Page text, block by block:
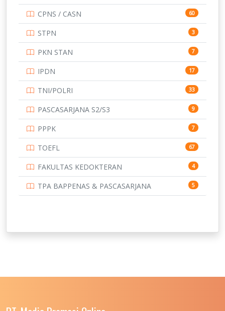
CPNS / CASN 60
STPN 3
PKN STAN 7
IPDN 17
TNI/POLRI 33
PASCASARJANA S2/S3 9
PPPK 7
TOEFL 67
FAKULTAS KEDOKTERAN 4
TPA BAPPENAS & PASCASARJANA 5